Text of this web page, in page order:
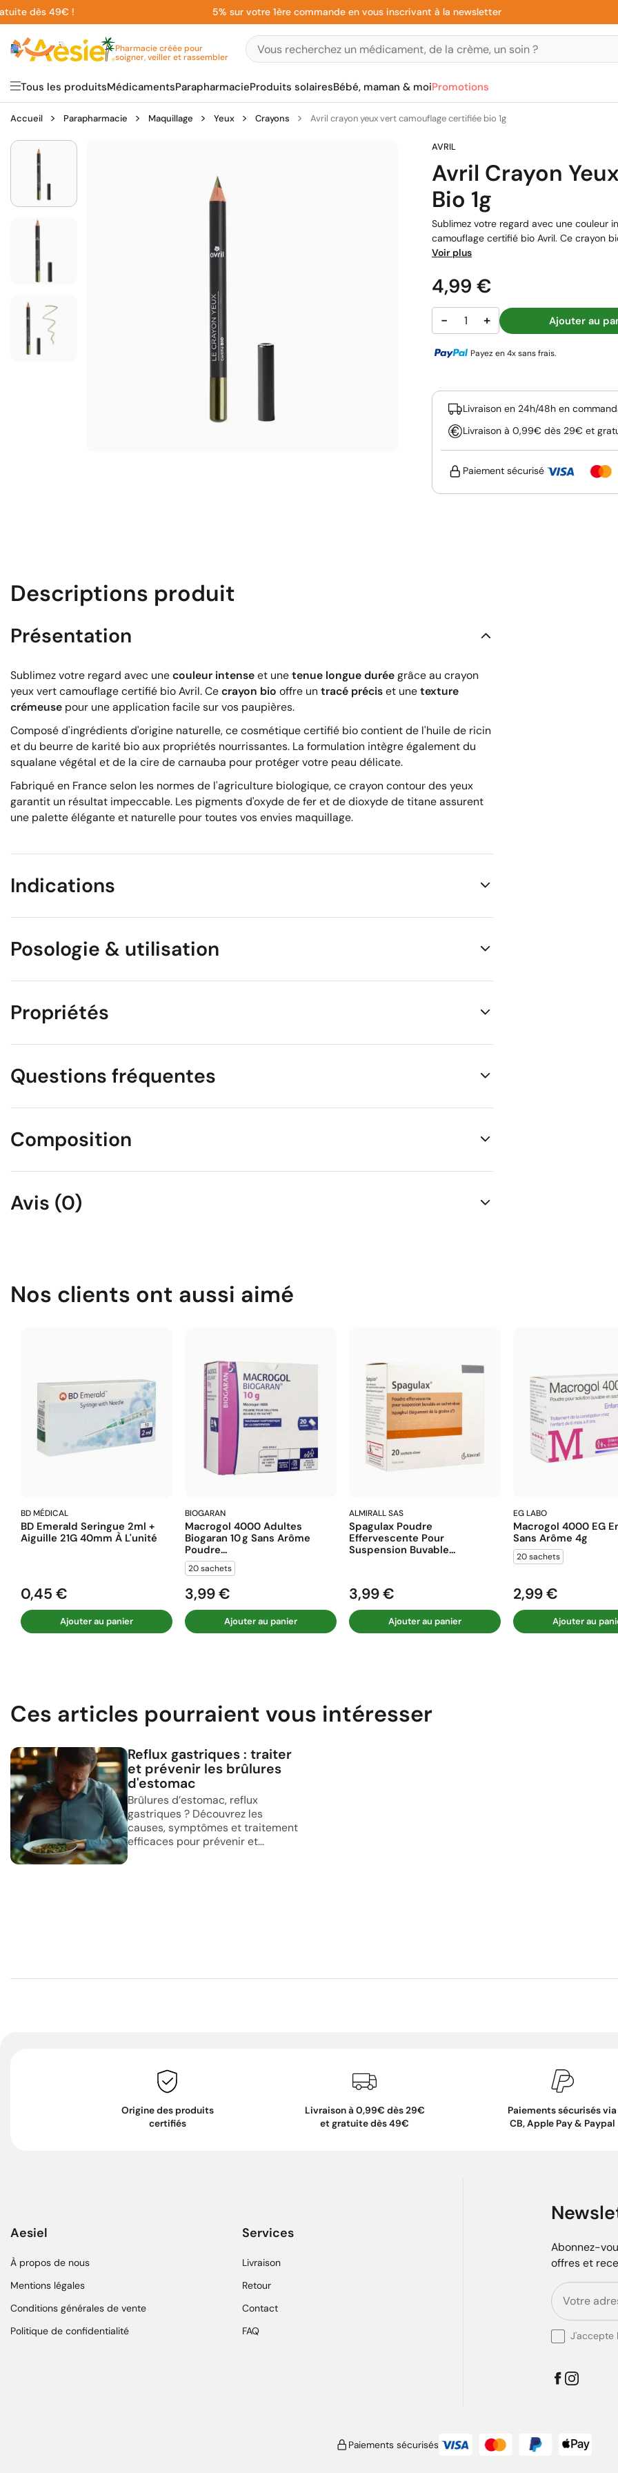
Aller
au
contenu
dès 49€ ! 5% sur votre 1ère commande en vous inscrivant à la newsletter
Pharmacie créée pour
soigner, veiller et rassembler
Tous les produitsMédicamentsParapharmacieProduits solairesBébé, maman & moiPromotions
Accueil Parapharmacie Maquillage Yeux Crayons Avril crayon yeux vert camouflage certifiée bio 1g
Avril Crayon
Bio 1g
Sublimez votre regard avec une couleur
camouflage certifié bio Avril. Ce crayon
Voir plus
Prix
4,99 €
− + Ajouter au
Payez en 4x sans frais.
Livraison en 24h/48h en
Livraison à 0,99€ dès 29€ et
Paiement sécurisé
Descriptions produit
Présentation
Sublimez votre regard avec unecouleur intenseet unetenue longue duréegrâce au crayon
yeux vert camouflage certifié bio Avril. Cecrayon bio offre un tracé préciset unetexture
crémeuse pour une application facile sur vos paupières.
Composé d'ingrédients d'origine naturelle, ce cosmétique certifié bio contient de l'huile de ricin
et du beurre de karité bio aux propriétés nourrissantes. La formulation intègre également du
squalane végétal et de la cire de carnauba pour protéger votre peau délicate.
Fabriqué en France selon les normes de l'agriculture biologique, ce crayon contour des yeux
garantit un résultat impeccable. Les pigments d'oxyde de fer et de dioxyde de titane assurent
une palette élégante et naturelle pour toutes vos envies maquillage.
Indications
Posologie & utilisation
Propriétés
Questions fréquentes
Composition
Avis (0)
Nos clients ont aussi aimé
BD MÉDICAL
BD Emerald Seringue 2ml +
Aiguille 21G 40mm À L'unité
Prix
0,45 €
Ajouter au panier
BIOGARAN
Macrogol 4000 Adultes
Biogaran 10 G Sans Arôme
Poudre...
20 sachets
Prix
3,99 €
Ajouter au panier
ALMIRALL SAS
Spagulax Poudre
Effervescente Pour
Suspension Buvable...
Prix
3,99 €
Ajouter au panier
EG LABO
Macrogol 4000 EG
Sans Arôme 4g
20 sachets
Prix
2,99 €
Ajouter au
Ces articles pourraient vous intéresser
Reflux gastriques : traiter
et prévenir les brûlures
d'estomac
Brûlures d’estomac, reflux
gastriques ? Découvrez les
causes, symptômes et traitement
efficaces pour prévenir et...
Origine des produits
certifiés
Livraison à 0,99€ dès 29€
et gratuite dès 49€
Paiements sécurisés via
CB, Apple Pay & Paypal
Aesiel
À propos de nous
Mentions légales
Conditions générales de vente
Politique de confidentialité
Services
Livraison
Retour
Contact
FAQ
Abonnez-
offres et
J'accepte
Paiements sécurisés